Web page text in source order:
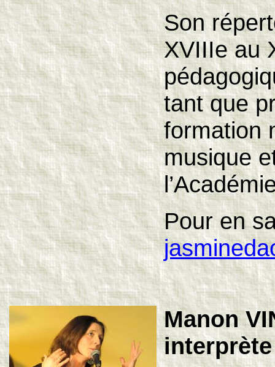
Son
XVIIIe au
tant que
formation
musique
Pour en
Manon